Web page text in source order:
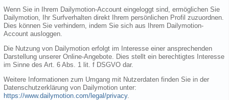
Wenn Sie in Ihrem Dailymotion-Account eingeloggt sind, ermöglichen Sie
Dailymotion, Ihr Surfverhalten direkt Ihrem persönlichen Profil zuzuordnen.
Dies können Sie verhindern, indem Sie sich aus Ihrem Dailymotion-
Account ausloggen.
Die Nutzung von Dailymotion erfolgt im Interesse einer ansprechenden
Darstellung unserer Online-Angebote. Dies stellt ein berechtigtes Interesse
im Sinne des Art. 6 Abs. 1 lit. f DSGVO dar.
Weitere Informationen zum Umgang mit Nutzerdaten finden Sie in der
Datenschutzerklärung von Dailymotion unter:
https://www.dailymotion.com/legal/privacy.